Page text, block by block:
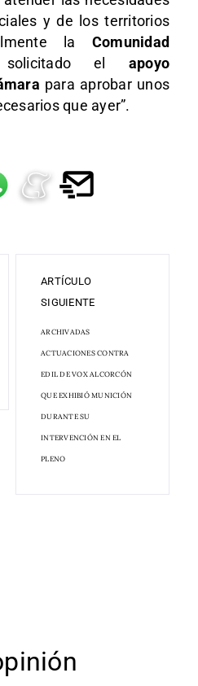
y de los territorios
la Comunidad
el apoyo
para aprobar unos
que ayer”.
ARTÍCULO
SIGUIENTE
ARCHIVADAS
ACTUACIONES CONTRA
EDIL DE VOX ALCORCÓN
QUE EXHIBIÓ MUNICIÓN
DURANTE SU
INTERVENCIÓN EN EL
PLENO